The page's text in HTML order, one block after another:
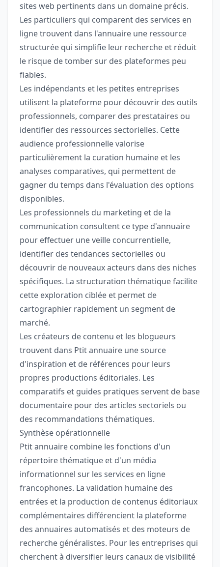
sites web pertinents dans un domaine précis.
Les particuliers qui comparent des services en
ligne trouvent dans l'annuaire une ressource
structurée qui simplifie leur recherche et réduit
le risque de tomber sur des plateformes peu
fiables.
Les indépendants et les petites entreprises
utilisent la plateforme pour découvrir des outils
professionnels, comparer des prestataires ou
identifier des ressources sectorielles. Cette
audience professionnelle valorise
particulièrement la curation humaine et les
analyses comparatives, qui permettent de
gagner du temps dans l'évaluation des options
disponibles.
Les professionnels du marketing et de la
communication consultent ce type d'annuaire
pour effectuer une veille concurrentielle,
identifier des tendances sectorielles ou
découvrir de nouveaux acteurs dans des niches
spécifiques. La structuration thématique facilite
cette exploration ciblée et permet de
cartographier rapidement un segment de
marché.
Les créateurs de contenu et les blogueurs
trouvent dans Ptit annuaire une source
d'inspiration et de références pour leurs
propres productions éditoriales. Les
comparatifs et guides pratiques servent de base
documentaire pour des articles sectoriels ou
des recommandations thématiques.
Synthèse opérationnelle
Ptit annuaire combine les fonctions d'un
répertoire thématique et d'un média
informationnel sur les services en ligne
francophones. La validation humaine des
entrées et la production de contenus éditoriaux
complémentaires différencient la plateforme
des annuaires automatisés et des moteurs de
recherche généralistes. Pour les entreprises qui
cherchent à diversifier leurs canaux de visibilité